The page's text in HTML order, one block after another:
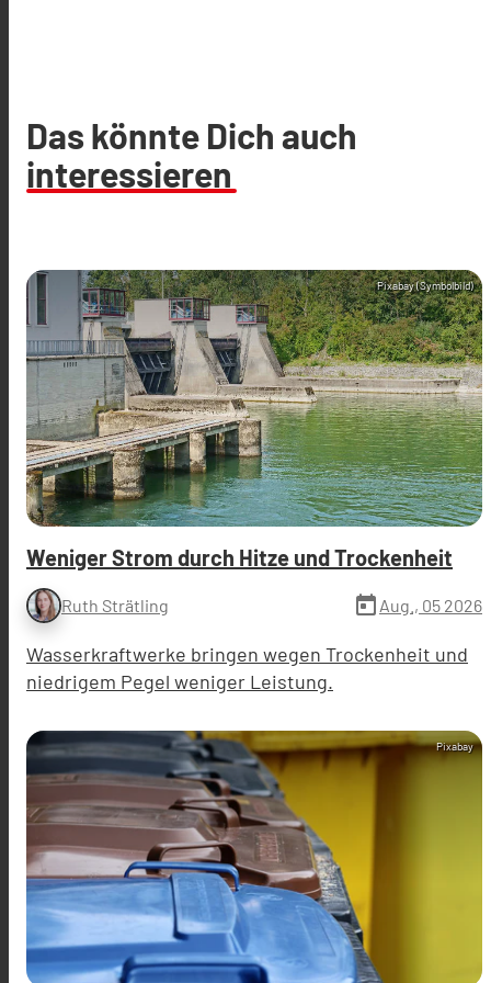
Das könnte Dich auch
interessieren
Pixabay (Symbolbild)
Weniger Strom durch Hitze und Trockenheit
Ruth Strätling today Aug., 05 2026
Wasserkraftwerke bringen wegen Trockenheit und
niedrigem Pegel weniger Leistung.
Pixabay